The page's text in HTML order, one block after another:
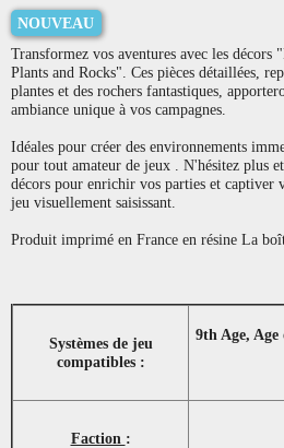
NOUVEAU
Transformez vos aventures avec les décors
Plants and Rocks". Ces pièces détaillées,
plantes et des rochers fantastiques,
ambiance unique à vos campagnes.
Idéales pour créer des environnements
pour tout amateur de jeux . N'hésitez plus
décors pour enrichir vos parties et captiver
jeu visuellement saisissant.
Produit imprimé en France en résine La
Systèmes de jeu
compatibles :
9th Age,
Faction :